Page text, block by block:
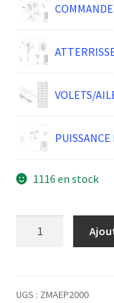
VOLETS/
1116 en stock
NYLON
UGS : ZMAEP2000